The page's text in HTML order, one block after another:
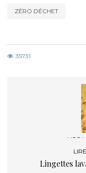
ZÉRO DÉCHET
35731
LIRE
Ne plus
Lingettes